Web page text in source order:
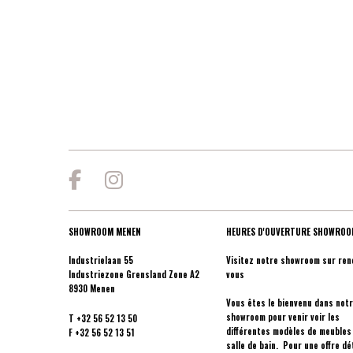
SHOWROOM MENEN
Industrielaan 55
Industriezone Grensland Zone A2
8930 Menen
T +32 56 52 13 50
F +32 56 52 13 51
HEURES D'OUVERTURE
Visitez notre showroom sur
vous
Vous êtes le bienvenu dans
showroom pour venir voir les
différentes modèles de meubles
salle de bain. Pour une offre